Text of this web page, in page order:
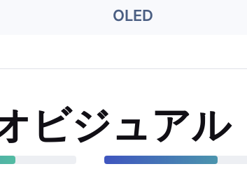
OLED
ビジュアル